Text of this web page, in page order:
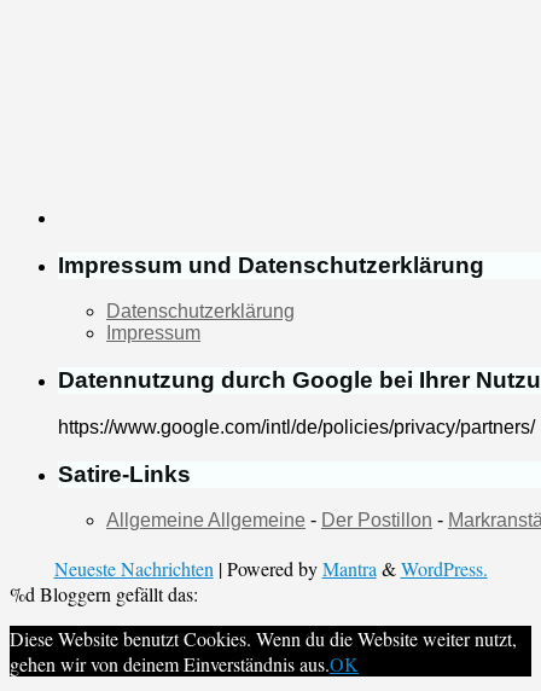
Impressum und Datenschutzerklärung
Datenschutzerklärung
Impressum
Datennutzung durch Google bei Ihrer
https://www.google.com/intl/de/policies/privacy/partners/
Satire-Links
Allgemeine Allgemeine - Der Postillon -
Neueste Nachrichten| Powered byMantra&WordPress.
%dBloggern gefällt das:
Diese Website benutzt Cookies. Wenn du die Website weiter nutzt,
gehen wir von deinem Einverständnis aus.OK